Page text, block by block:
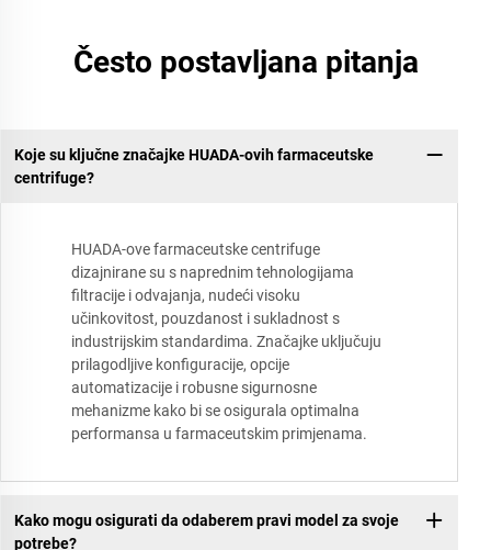
Često postavljana pitanja
Koje su ključne značajke HUADA-ovih farmaceutske
centrifuge?
HUADA-ove farmaceutske centrifuge
dizajnirane su s naprednim tehnologijama
filtracije i odvajanja, nudeći visoku
učinkovitost, pouzdanost i sukladnost s
industrijskim standardima. Značajke uključuju
prilagodljive konfiguracije, opcije
automatizacije i robusne sigurnosne
mehanizme kako bi se osigurala optimalna
performansa u farmaceutskim primjenama.
Kako mogu osigurati da odaberem pravi model za svoje
potrebe?